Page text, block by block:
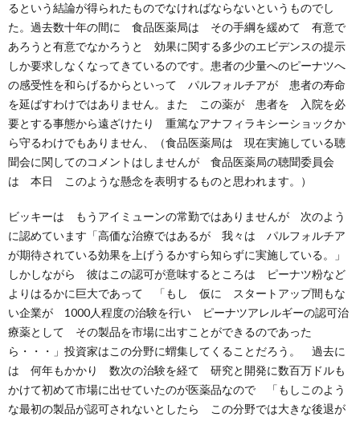
るという結論が得られたものでなければならないというものでし
た。過去数十年の間に 食品医薬局は その手綱を緩めて 有意で
あろうと有意でなかろうと 効果に関する多少のエビデンスの提示
しか要求しなくなってきているのです。患者の少量へのピーナツへ
の感受性を和らげるからといって パルフォルチアが 患者の寿命
を延ばすわけではありません。また この薬が 患者を 入院を必
要とする事態から遠ざけたり 重篤なアナフィラキシーショックか
ら守るわけでもありません、（食品医薬局は 現在実施している聴
聞会に関してのコメントはしませんが 食品医薬局の聴聞委員会
は 本日 このような懸念を表明するものと思われます。）
ビッキーは もうアイミューンの常勤ではありませんが 次のよう
に認めています「高価な治療ではあるが 我々は パルフォルチア
が期待されている効果を上げうるかすら知らずに実施している。」
しかしながら 彼はこの認可が意味するところは ピーナツ粉など
よりはるかに巨大であって 「もし 仮に スタートアップ間もな
い企業が 1000人程度の治験を行い ピーナツアレルギーの認可治
療薬として その製品を市場に出すことができるのであった
ら・・・」投資家はこの分野に蝟集してくることだろう。 過去に
は 何年もかかり 数次の治験を経て 研究と開発に数百万ドルも
かけて初めて市場に出せていたのが医薬品なので 「もしこのよう
な最初の製品が認可されないとしたら この分野では大きな後退が